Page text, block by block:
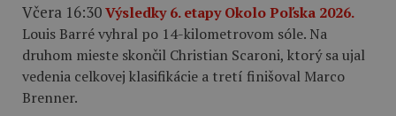
Včera 16:30Výsledky 6. etapy Okolo Poľska 2026.
Louis Barré vyhral po 14-kilometrovom sóle. Na
druhom mieste skončil Christian Scaroni, ktorý sa ujal
vedenia celkovej klasifikácie a tretí finišoval Marco
Brenner.